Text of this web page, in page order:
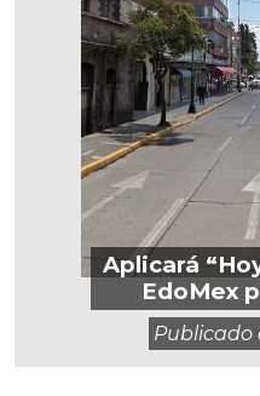
Aplicará
EdoMex
Publicado